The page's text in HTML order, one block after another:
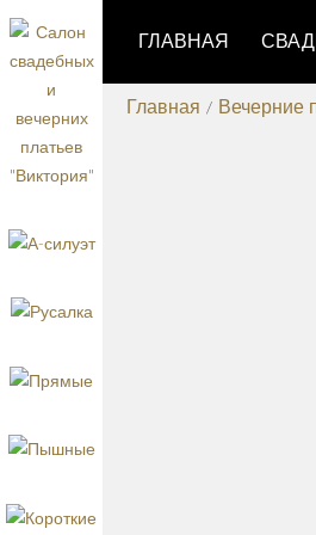
ГЛАВНАЯ
Главная / Вечерние